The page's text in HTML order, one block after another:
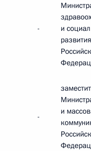
-
и
развития
-
и